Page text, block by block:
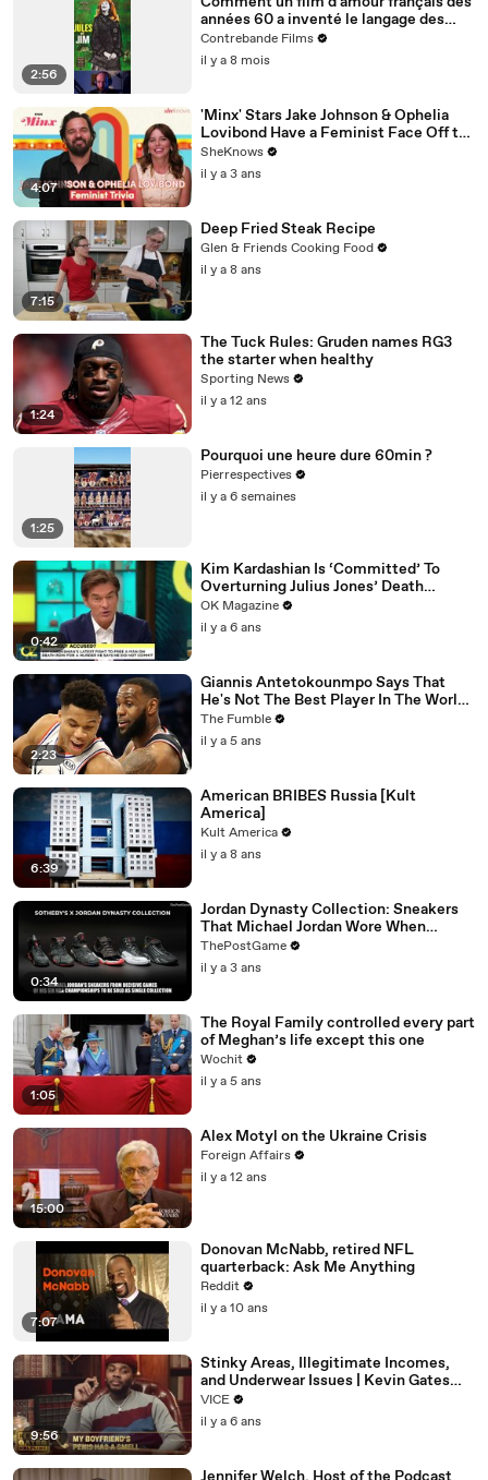
2:56
années 60 a inventé le langage des
films de gangsters modernes (Jules et
Jim)
Contrebande Films
il y a 8 mois
4:07
'Minx' Stars Jake Johnson & Ophelia
Lovibond Have a Feminist Face Off to
Celebrate Season 2
SheKnows
il y a 3 ans
7:15
Deep Fried Steak Recipe
Glen & Friends Cooking Food
il y a 8 ans
1:24
The Tuck Rules: Gruden names RG3
the starter when healthy
Sporting News
il y a 12 ans
1:25
Pourquoi une heure dure 60min ?
Pierrespectives
il y a 6 semaines
0:42
Kim Kardashian Is ‘Committed’ To
Overturning Julius Jones’ Death
Sentence: Watch
OK Magazine
il y a 6 ans
2:23
Giannis Antetokounmpo Says That
He's Not The Best Player In The World,
LeBron James Is
The Fumble
il y a 5 ans
6:39
American BRIBES Russia [Kult
America]
Kult America
il y a 8 ans
0:34
Jordan Dynasty Collection: Sneakers
That Michael Jordan Wore When
Winning Six NBA Titles
ThePostGame
il y a 3 ans
1:05
The Royal Family controlled every part
of Meghan’s life except this one
Wochit
il y a 5 ans
15:00
Alex Motyl on the Ukraine Crisis
Foreign Affairs
il y a 12 ans
7:07
Donovan McNabb, retired NFL
quarterback: Ask Me Anything
Reddit
il y a 10 ans
9:56
Stinky Areas, Illegitimate Incomes,
and Underwear Issues | Kevin Gates
Helpline
VICE
il y a 6 ans